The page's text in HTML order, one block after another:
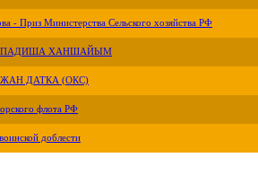
- Приз Министерства Сельского хозяйства РФ
ПАДИША ХАНШАЙЫМ
ДАТКА (ОКС)
флота РФ
доблести